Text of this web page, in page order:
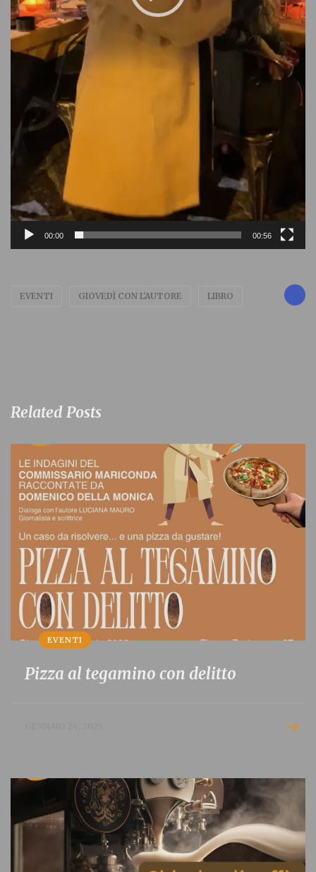
00:00 00:56
EVENTI GIOVEDÌ CON L'AUTORE LIBRO
Related Posts
EVENTI
Pizza al tegamino con delitto